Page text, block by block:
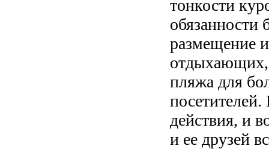
тонкости
обязанности
размещение
отдыхающих,
пляжа для
действия, и
и ее друзей